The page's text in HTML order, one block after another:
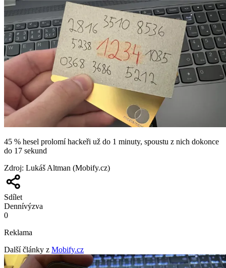
45 % hesel prolomí hackeři už do 1 minuty, spoustu z nich dokonce
do 17 sekund
Zdroj: Lukáš Altman (Mobify.cz)
Sdílet
Dennívýzva
0
Reklama
Další články z Mobify.cz